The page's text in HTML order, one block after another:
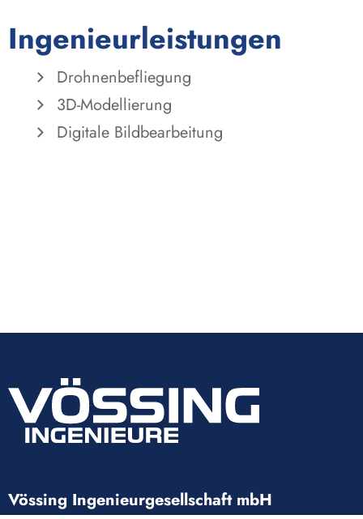
Ingenieurleistungen
Drohnenbefliegung
3D-Modellierung
Digitale Bildbearbeitung
Vössing Ingenieurgesellschaft mbH